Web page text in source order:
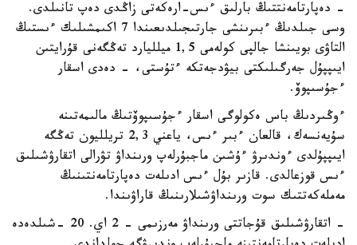
- دەپارتامەنتتىڭ بارلىق ءىس-ارەكەتى زاڭدى دەپ تانىلدى.
وسى جىلدىڭ ءبىرىنشى جارتىجىلدىعىندا 7 اكىمشىلىك ءىستىڭ
التاۋى بويىنشا جالپى كولەمى 1,5 ميلليارد تەڭگەنى قۇرايتىن
ايىپپۇل جەرگىلىكتى بيۋدجەتكە ءتۇستى، - دەدى اسقار
ءجۇسىپوۆ.
ءوڭىردىڭ باس ەكولوگى اسقار ءجۇسىپوۆتىڭ مالىمەتىنە
سۇيەنسەك، قالعان ءبىر ءىس، ياعني 2,3 تريلليون تەڭگە
ايىپپۇلدى ءوندىرۋ ءۇشىن ماجبۇرلەپ ورىنداۋ تۋرالى اتقارۋشىلىق
ءىس قوزعالدى. قازىر بۇل ءىس ادىلەت دەپارتامەنتىنىڭ
مەملەكەتتىك سوت ورىنداۋشىلارىنىڭ قاراۋىندا.
- اتقارۋشىلىق قۇجاتتى ورىنداۋ مەرزىمى - 2 اي. 20 -شىلدەدە